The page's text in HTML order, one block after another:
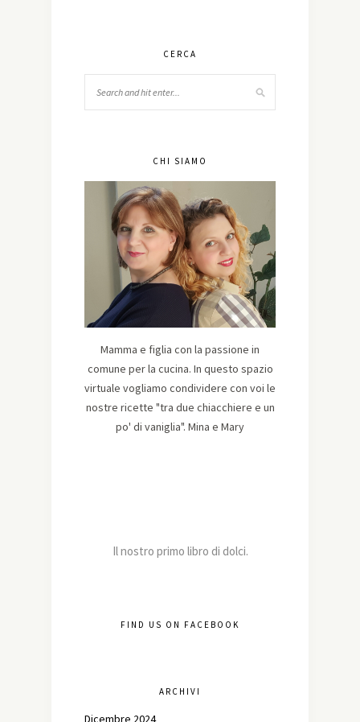
CERCA
CHI SIAMO
Mamma e figlia con la passione in
comune per la cucina. In questo spazio
virtuale vogliamo condividere con voi le
nostre ricette "tra due chiacchiere e un
po' di vaniglia". Mina e Mary
Il nostro primo libro di dolci.
FIND US ON FACEBOOK
ARCHIVI
Dicembre 2024